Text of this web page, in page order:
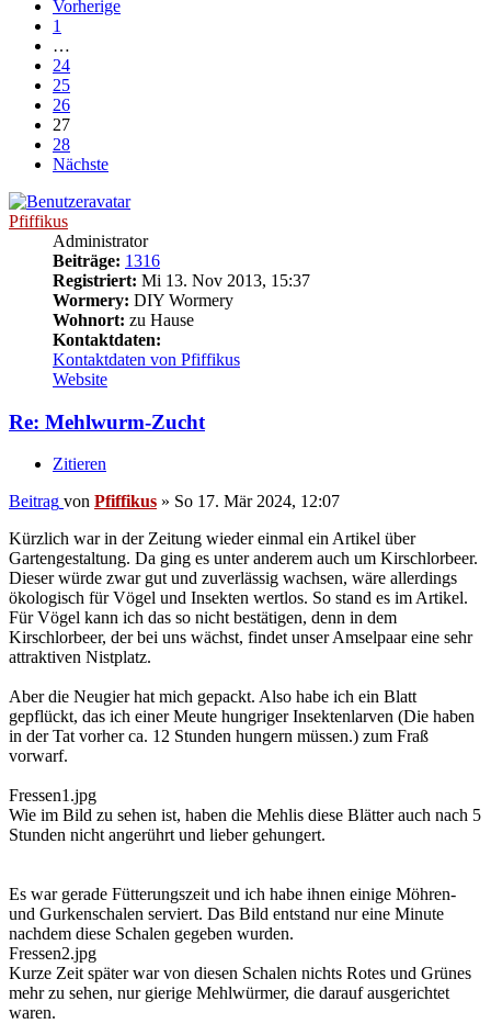
Vorherige
1
…
24
25
26
27
28
Nächste
Pfiffikus
Administrator
Beiträge: 1316
Registriert: Mi 13. Nov 2013, 15:37
Wormery: DIY Wormery
Wohnort: zu Hause
Kontaktdaten:
Kontaktdaten von Pfiffikus
Website
Re: Mehlwurm-Zucht
Zitieren
Beitrag von Pfiffikus » So 17. Mär 2024, 12:07
Kürzlich war in der Zeitung wieder einmal ein Artikel über
Gartengestaltung. Da ging es unter anderem auch um Kirschlorbeer.
Dieser würde zwar gut und zuverlässig wachsen, wäre allerdings
ökologisch für Vögel und Insekten wertlos. So stand es im Artikel.
Für Vögel kann ich das so nicht bestätigen, denn in dem
Kirschlorbeer, der bei uns wächst, findet unser Amselpaar eine sehr
attraktiven Nistplatz.
Aber die Neugier hat mich gepackt. Also habe ich ein Blatt
gepflückt, das ich einer Meute hungriger Insektenlarven (Die haben
in der Tat vorher ca. 12 Stunden hungern müssen.) zum Fraß
vorwarf.
Fressen1.jpg
Wie im Bild zu sehen ist, haben die Mehlis diese Blätter auch nach 5
Stunden nicht angerührt und lieber gehungert.
Es war gerade Fütterungszeit und ich habe ihnen einige Möhren-
und Gurkenschalen serviert. Das Bild entstand nur eine Minute
nachdem diese Schalen gegeben wurden.
Fressen2.jpg
Kurze Zeit später war von diesen Schalen nichts Rotes und Grünes
mehr zu sehen, nur gierige Mehlwürmer, die darauf ausgerichtet
waren.